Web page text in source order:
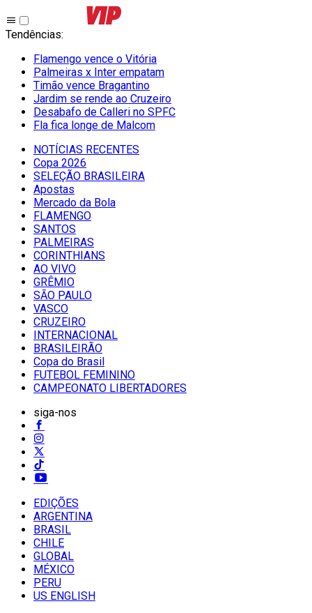
Tendências:
Flamengo vence o Vitória
Palmeiras x Inter empatam
Timão vence Bragantino
Jardim se rende ao Cruzeiro
Desabafo de Calleri no SPFC
Fla fica longe de Malcom
NOTÍCIAS RECENTES
Copa 2026
SELEÇÃO BRASILEIRA
Apostas
Mercado da Bola
FLAMENGO
SANTOS
PALMEIRAS
CORINTHIANS
AO VIVO
GRÊMIO
SĀO PAULO
VASCO
CRUZEIRO
INTERNACIONAL
BRASILEIRÃO
Copa do Brasil
FUTEBOL FEMININO
CAMPEONATO LIBERTADORES
siga-nos
EDIÇÕES
ARGENTINA
BRASIL
CHILE
GLOBAL
MÉXICO
PERU
US ENGLISH